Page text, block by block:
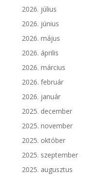
2026. július
2026. június
2026. május
2026. április
2026. március
2026. február
2026. január
2025. december
2025. november
2025. október
2025. szeptember
2025. augusztus